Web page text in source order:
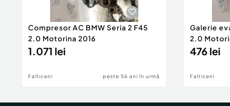
Compresor AC BMW Seria 2 F45
2.0 Motorina 2016
1.071 lei
Falticeni peste 56 ani în urmă
Galerie
2.0
476 lei
Falticeni